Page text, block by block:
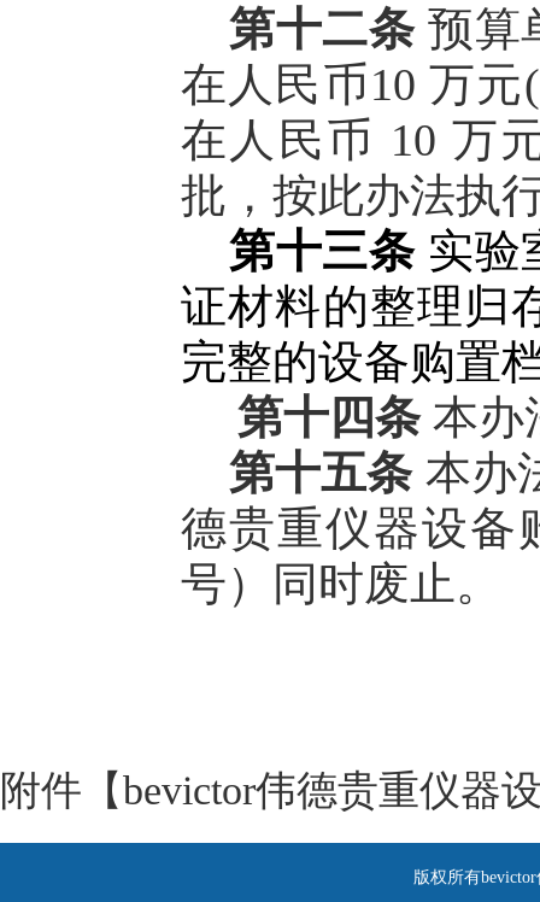
第十二条预算
在人民币10 万
在人民币 10 万
批，按此办法执
第十三条实验
证材料的整理归
完整的设备购置
第十四条 本办
第十五条本办
德贵重仪器设备
号）同时废止。
附件【bevictor伟德贵重仪器
版权所有